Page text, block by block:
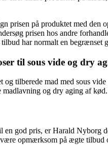
prisen på produktet med
prisen hos andre
har normalt en begrænset
til sous vide og dry
og tilberede mad med sous
madlavning og dry aging af
god pris, er Harald Nyborg
opmærksom på ægte